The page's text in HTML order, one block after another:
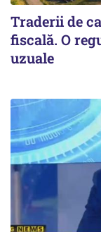
Traderii de
fiscală. O
uzuale